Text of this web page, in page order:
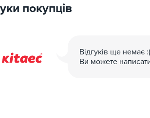
покупців
Відгуків ще немає :(
Ви можете